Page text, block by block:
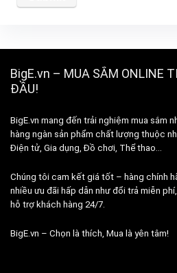
BigE.vn – MUA SẮM ONLINE
ĐẦU!
BigE.vn mang đến trải nghiệm mua sắm
hàng ngàn sản phẩm chất lượng thuộc
Điện tử, Gia dụng, Đồ chơi, Thể thao…
Chúng tôi cam kết giá tốt – hàng chính
nhiều ưu đãi hấp dẫn như đổi trả miễn
hỗ trợ khách hàng 24/7.
BigE.vn – Chọn là thích, Mua là yên tâm!